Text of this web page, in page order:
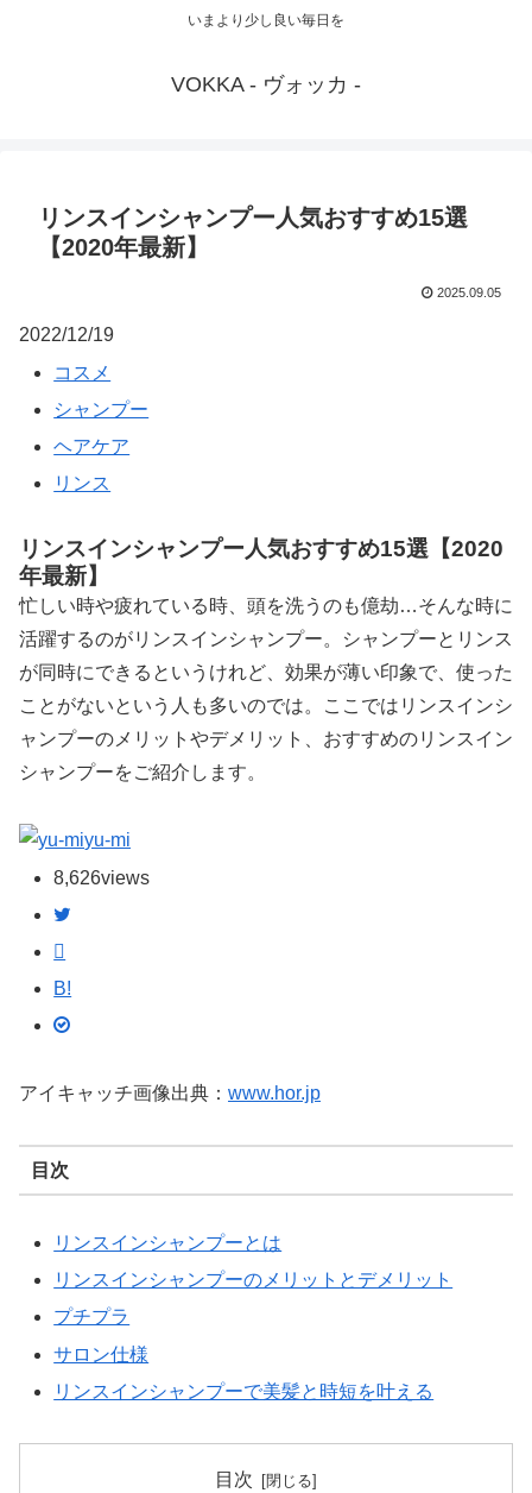
いまより少し良い毎日を
VOKKA - ヴォッカ -
リンスインシャンプー人気おすすめ15選
【2020年最新】
2025.09.05
2022/12/19
コスメ
シャンプー
ヘアケア
リンス
リンスインシャンプー人気おすすめ15選【2020
年最新】
忙しい時や疲れている時、頭を洗うのも億劫…そんな時に
活躍するのがリンスインシャンプー。シャンプーとリンス
が同時にできるというけれど、効果が薄い印象で、使った
ことがないという人も多いのでは。ここではリンスインシ
ャンプーのメリットやデメリット、おすすめのリンスイン
シャンプーをご紹介します。
yu-mi
8,626views
B!
アイキャッチ画像出典： www.hor.jp
目次
リンスインシャンプーとは
リンスインシャンプーのメリットとデメリット
プチプラ
サロン仕様
リンスインシャンプーで美髪と時短を叶える
目次